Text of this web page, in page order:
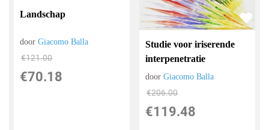
Landschap
doorGiacomo Balla
€121.00
€70.18
Studie voor iriserende
interpenetratie
doorGiacomo Balla
€206.00
€119.48